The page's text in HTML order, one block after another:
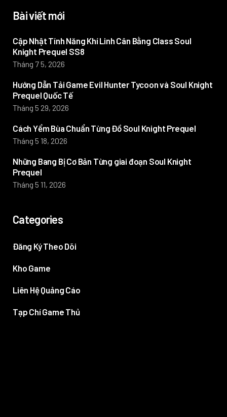
Bài viết mới
Cập Nhật Tính Năng Khí Linh Cân Bằng Class Soul
Knight Prequel SS8
Tháng 7 5, 2026
Hướng Dẫn Tải Game Evil Hunter Tycoon và Soul Knight
Prequel Quốc Tế
Tháng 5 29, 2026
Cách Yểm Bùa Chuẩn Từng Đồ Soul Knight Prequel
Tháng 5 18, 2026
Những Bang Bị Cơ Bản Từng giai đoạn Soul Knight
Prequel
Tháng 5 11, 2026
Categories
Đăng Ký Theo Dõi
Kho Game
Liên Hệ Quảng Cáo
Tạp Chí Game Thủ